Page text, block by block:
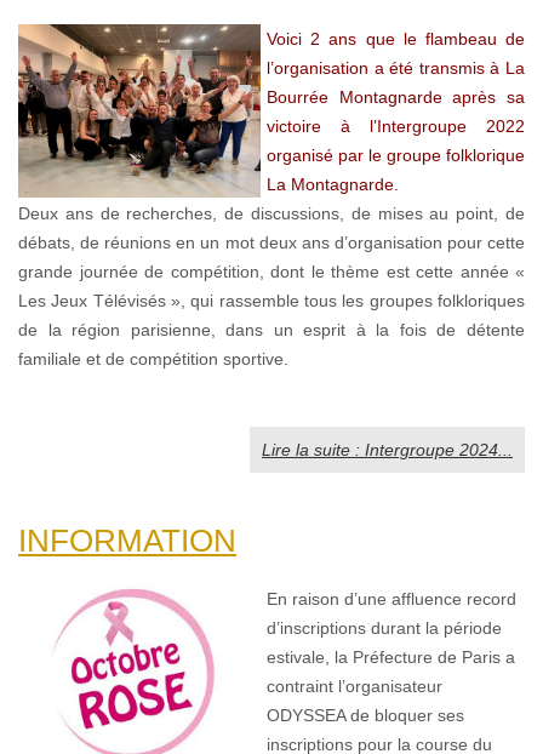
Voici 2 ans que le flambeau de
l’organisation a été transmis à La
Bourrée Montagnarde après sa
victoire à l’Intergroupe 2022
organisé par le groupe folklorique
La Montagnarde.
Deux ans de recherches, de discussions, de mises au point, de
débats, de réunions en un mot deux ans d’organisation pour cette
grande journée de compétition, dont le thème est cette année «
Les Jeux Télévisés », qui rassemble tous les groupes folkloriques
de la région parisienne, dans un esprit à la fois de détente
familiale et de compétition sportive.
Lire la suite : Intergroupe 2024...
INFORMATION
En raison d’une affluence record
d’inscriptions durant la période
estivale, la Préfecture de Paris a
contraint l’organisateur
ODYSSEA de bloquer ses
inscriptions pour la course du